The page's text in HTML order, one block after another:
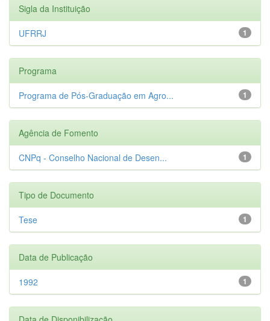
Sigla da Instituição
1
UFRRJ
Programa
1
Programa de Pós-Graduação em Agro...
Agência de Fomento
1
CNPq - Conselho Nacional de Desen...
Tipo de Documento
1
Tese
Data de Publicação
1
1992